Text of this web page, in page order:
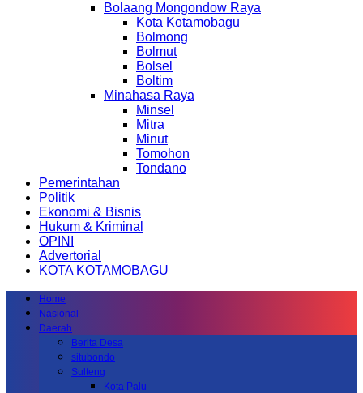
Bolaang Mongondow Raya
Kota Kotamobagu
Bolmong
Bolmut
Bolsel
Boltim
Minahasa Raya
Minsel
Mitra
Minut
Tomohon
Tondano
Pemerintahan
Politik
Ekonomi & Bisnis
Hukum & Kriminal
OPINI
Advertorial
KOTA KOTAMOBAGU
Home
Nasional
Daerah
Berita Desa
situbondo
Sulteng
Kota Palu